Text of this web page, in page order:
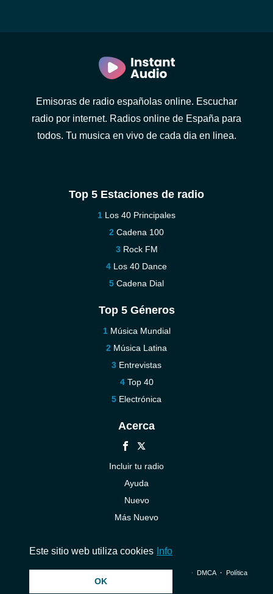
Emisoras de radio españolas online. Escuchar
radio por internet. Radios online de España para
todos. Tu musica en vivo de cada dia en linea.
Top 5 Estaciones de radio
Los 40 Principales
Cadena 100
Rock FM
Los 40 Dance
Cadena Dial
Top 5 Géneros
Música Mundial
Música Latina
Entrevistas
Top 40
Electrónica
Acerca
Incluir tu radio
Ayuda
Nuevo
Más Nuevo
© 2026 InstantAudio. Reservados todos los derechos. ・ DMCA・ Política
Este sitio web utiliza cookies Info
OK